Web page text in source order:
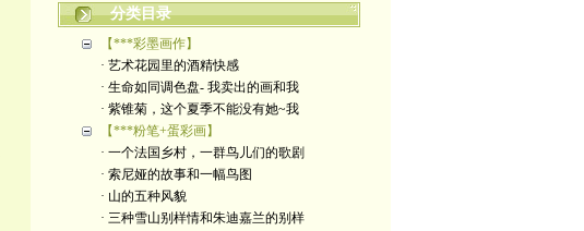
分类目录
【***彩墨画作】
· 艺术花园里的酒精快感
· 生命如同调色盘- 我卖出的画和我
· 紫锥菊，这个夏季不能没有她~我
【***粉笔+蛋彩画】
· 一个法国乡村，一群鸟儿们的歌剧
· 索尼娅的故事和一幅鸟图
· 山的五种风貌
· 三种雪山别样情和朱迪嘉兰的别样